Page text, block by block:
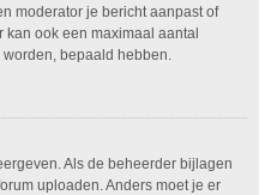
moderator je bericht aanpast of
ook een maximaal aantal
bepaald hebben.
Als de beheerder bijlagen
uploaden. Anders moet je er